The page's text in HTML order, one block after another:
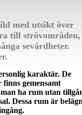
med utsikt över
till strövområden,
sevärdheter.
karaktär. De
gemensamt
ha rum utan
Dessa rum är